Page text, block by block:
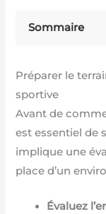
Sommaire
Préparer le
sportive
Avant de
est essentiel de
implique une
place d’un
Évaluez